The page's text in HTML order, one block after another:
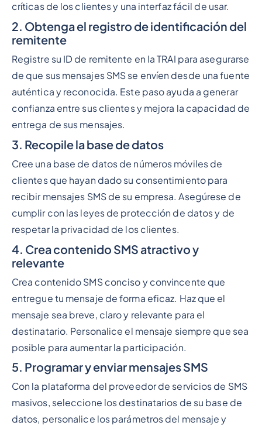
críticas de los clientes y una interfaz fácil de usar.
2. Obtenga el registro de identificación del
remitente
Registre su ID de remitente en la TRAI para asegurarse
de que sus mensajes SMS se envíen desde una fuente
auténtica y reconocida. Este paso ayuda a generar
confianza entre sus clientes y mejora la capacidad de
entrega de sus mensajes.
3. Recopile la base de datos
Cree una base de datos de números móviles de
clientes que hayan dado su consentimiento para
recibir mensajes SMS de su empresa. Asegúrese de
cumplir con las leyes de protección de datos y de
respetar la privacidad de los clientes.
4. Crea contenido SMS atractivo y
relevante
Crea contenido SMS conciso y convincente que
entregue tu mensaje de forma eficaz. Haz que el
mensaje sea breve, claro y relevante para el
destinatario. Personalice el mensaje siempre que sea
posible para aumentar la participación.
5. Programar y enviar mensajes SMS
Con la plataforma del proveedor de servicios de SMS
masivos, seleccione los destinatarios de su base de
datos, personalice los parámetros del mensaje y